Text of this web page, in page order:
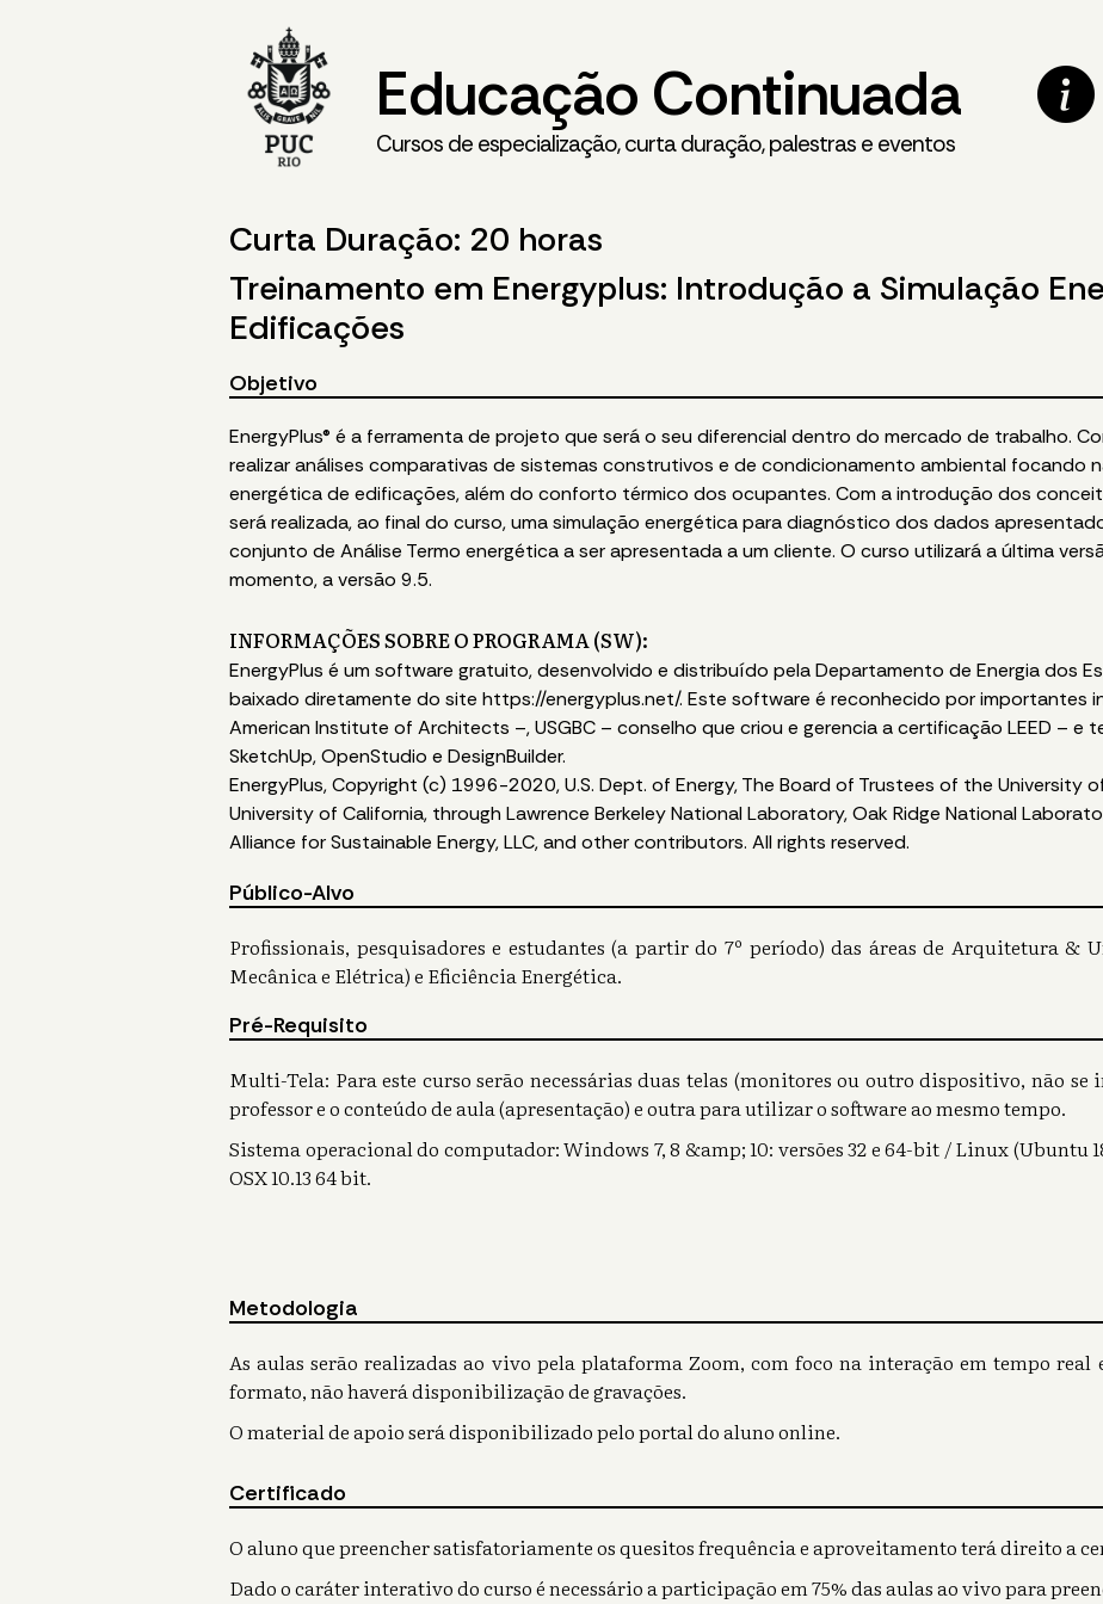
Educação Continuada
Cursos de especialização, curta duração, palestras e eventos
Curta Duração: 20 horas
Treinamento em Energyplus: Introdução a Simulação
Edificações
Objetivo
EnergyPlus® é a ferramenta de projeto que será o seu diferencial dentro do mercado de trabalho.
realizar análises comparativas de sistemas construtivos e de condicionamento ambiental focando
energética de edificações, além do conforto térmico dos ocupantes. Com a introdução dos
será realizada, ao final do curso, uma simulação energética para diagnóstico dos dados
conjunto de Análise Termo energética a ser apresentada a um cliente. O curso utilizará a última
momento, a versão 9.5.
INFORMAÇÕES SOBRE O PROGRAMA (SW):
EnergyPlus é um software gratuito, desenvolvido e distribuído pela Departamento de Energia dos
baixado diretamente do site https://energyplus.net/. Este software é reconhecido por importantes
American Institute of Architects –, USGBC – conselho que criou e gerencia a certificação LEED – e
SketchUp, OpenStudio e DesignBuilder.
EnergyPlus, Copyright (c) 1996-2020, U.S. Dept. of Energy, The Board of Trustees of the University
University of California, through Lawrence Berkeley National Laboratory, Oak Ridge National
Alliance for Sustainable Energy, LLC, and other contributors. All rights reserved.
Público-Alvo
Profissionais, pesquisadores e estudantes (a partir do 7º período) das áreas de Arquitetura &
Mecânica e Elétrica) e Eficiência Energética.
Pré-Requisito
Multi-Tela: Para este curso serão necessárias duas telas (monitores ou outro dispositivo, não
professor e o conteúdo de aula (apresentação) e outra para utilizar o software ao mesmo tempo.
Sistema operacional do computador: Windows 7, 8 &amp; 10: versões 32 e 64-bit / Linux (Ubuntu
OSX 10.13 64 bit.
Metodologia
As aulas serão realizadas ao vivo pela plataforma Zoom, com foco na interação em tempo real
formato, não haverá disponibilização de gravações.
O material de apoio será disponibilizado pelo portal do aluno online.
Certificado
O aluno que preencher satisfatoriamente os quesitos frequência e aproveitamento terá direito a
Dado o caráter interativo do curso é necessário a participação em 75% das aulas ao vivo para